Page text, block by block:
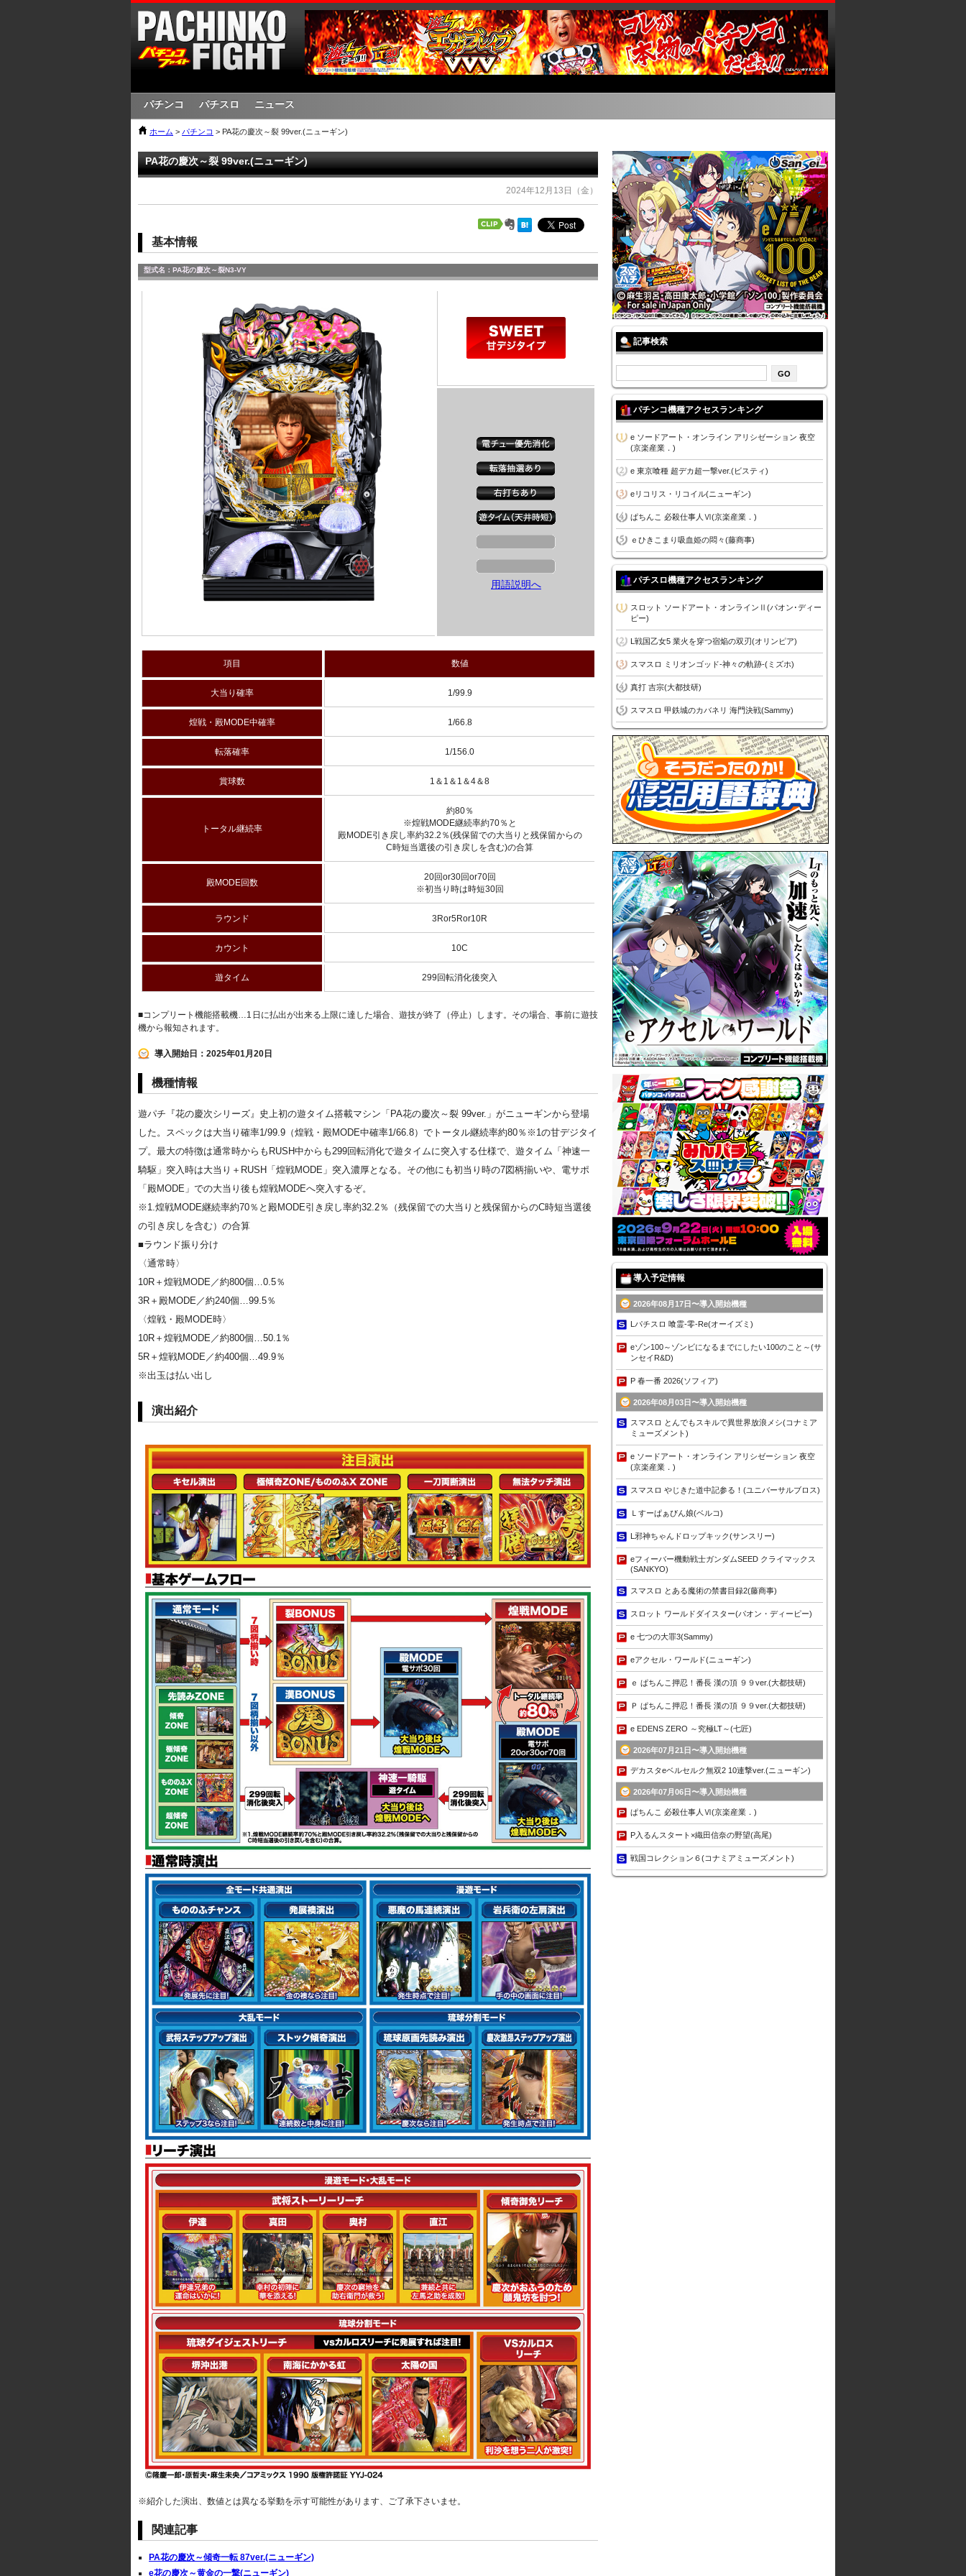
パチンコ パチスロ ニュース
ホーム > パチンコ > PA花の慶次～裂 99ver.(ニューギン)
PA花の慶次～裂 99ver.(ニューギン)
2024年12月13日（金）
基本情報
型式名：PA花の慶次～裂N3-VY
用語説明へ
項目 数値
大当り確率 1/99.9
煌戦・殿MODE中確率 1/66.8
転落確率 1/156.0
賞球数 1＆1＆1＆4＆8
トータル継続率
約80％
※煌戦MODE継続率約70％と
殿MODE引き戻し率約32.2％(残保留での大当りと残保留からの
C時短当選後の引き戻しを含む)の合算
殿MODE回数
20回or30回or70回
※初当り時は時短30回
ラウンド 3Ror5Ror10R
カウント 10C
遊タイム 299回転消化後突入
■コンプリート機能搭載機…1日に払出が出来る上限に達した場合、遊技が終了（停止）します。その場合、事前に遊技
機から報知されます。
導入開始日：2025年01月20日
機種情報
遊パチ『花の慶次シリーズ』史上初の遊タイム搭載マシン「PA花の慶次～裂 99ver.」がニューギンから登場
した。スペックは大当り確率1/99.9（煌戦・殿MODE中確率1/66.8）でトータル継続率約80％※1の甘デジタイ
プ。最大の特徴は通常時からもRUSH中からも299回転消化で遊タイムに突入する仕様で、遊タイム「神速一
騎駆」突入時は大当り＋RUSH「煌戦MODE」突入濃厚となる。その他にも初当り時の7図柄揃いや、電サポ
「殿MODE」での大当り後も煌戦MODEへ突入するぞ。
※1.煌戦MODE継続率約70％と殿MODE引き戻し率約32.2％（残保留での大当りと残保留からのC時短当選後
の引き戻しを含む）の合算
■ラウンド振り分け
〈通常時〉
10R＋煌戦MODE／約800個…0.5％
3R＋殿MODE／約240個…99.5％
〈煌戦・殿MODE時〉
10R＋煌戦MODE／約800個…50.1％
5R＋煌戦MODE／約400個…49.9％
※出玉は払い出し
演出紹介
※紹介した演出、数値とは異なる挙動を示す可能性があります、ご了承下さいませ。
関連記事
PA花の慶次～傾奇一転 87ver.(ニューギン)
e花の慶次～黄金の一撃(ニューギン)
記事検索
パチンコ機種アクセスランキング
e ソードアート・オンライン アリシゼーション 夜空
(京楽産業．)
e 東京喰種 超デカ超一撃ver.(ビスティ)
eリコリス・リコイル(ニューギン)
ぱちんこ 必殺仕事人Ⅵ(京楽産業．)
ｅひきこまり吸血姫の悶々(藤商事)
パチスロ機種アクセスランキング
スロット ソードアート・オンラインⅡ(パオン･ディー
ピー)
L戦国乙女5 業火を穿つ宿焔の双刃(オリンピア)
スマスロ ミリオンゴッド-神々の軌跡-(ミズホ)
真打 吉宗(大都技研)
スマスロ 甲鉄城のカバネリ 海門決戦(Sammy)
導入予定情報
2026年08月17日〜導入開始機種
Lパチスロ 喰霊-零-Re(オーイズミ)
eゾン100～ゾンビになるまでにしたい100のこと～(サ
ンセイR&D)
P 春一番 2026(ソフィア)
2026年08月03日〜導入開始機種
スマスロ とんでもスキルで異世界放浪メシ(コナミア
ミューズメント)
e ソードアート・オンライン アリシゼーション 夜空
(京楽産業．)
スマスロ やじきた道中記参る！(ユニバーサルブロス)
Ｌすーぱぁびん娘(ベルコ)
L邪神ちゃんドロップキック(サンスリー)
eフィーバー機動戦士ガンダムSEED クライマックス
(SANKYO)
スマスロ とある魔術の禁書目録2(藤商事)
スロット ワールドダイスター(パオン・ディーピー)
e 七つの大罪3(Sammy)
eアクセル・ワールド(ニューギン)
ｅ ぱちんこ押忍！番長 漢の頂 ９９ver.(大都技研)
Ｐ ぱちんこ押忍！番長 漢の頂 ９９ver.(大都技研)
e EDENS ZERO ～究極LT～(七匠)
2026年07月21日〜導入開始機種
デカスタeベルセルク無双2 10連撃ver.(ニューギン)
2026年07月06日〜導入開始機種
ぱちんこ 必殺仕事人Ⅵ(京楽産業．)
P入るんスタート×織田信奈の野望(高尾)
戦国コレクション６(コナミアミューズメント)